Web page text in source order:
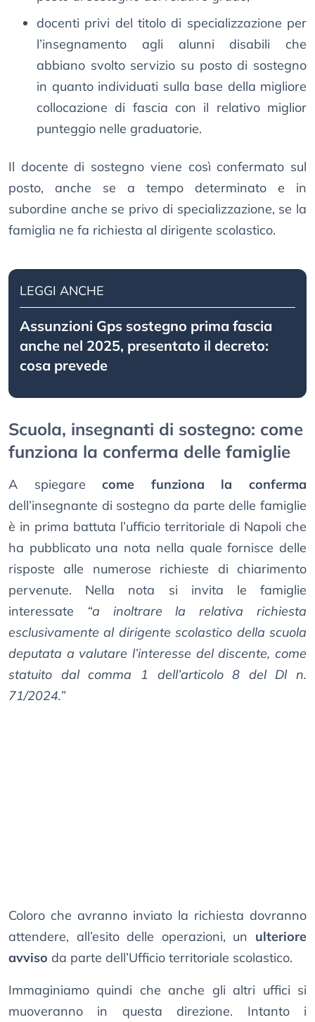
docenti privi del titolo di specializzazione per
l’insegnamento agli alunni disabili che
abbiano svolto servizio su posto di sostegno
in quanto individuati sulla base della migliore
collocazione di fascia con il relativo miglior
punteggio nelle graduatorie.
Il docente di sostegno viene così confermato sul
posto, anche se a tempo determinato e in
subordine anche se privo di specializzazione, se la
famiglia ne fa richiesta al dirigente scolastico.
LEGGI ANCHE
Assunzioni Gps sostegno prima fascia
anche nel 2025, presentato il decreto:
cosa prevede
Scuola, insegnanti di sostegno: come
funziona la conferma delle famiglie
A spiegarecome funziona la conferma
dell’insegnante di sostegno da parte delle famiglie
è in prima battuta l’ufficio territoriale di Napoli che
ha pubblicato una nota nella quale fornisce delle
risposte alle numerose richieste di chiarimento
pervenute. Nella nota si invita le famiglie
interessate “a inoltrare la relativa richiesta
esclusivamente al dirigente scolastico della scuola
deputata a valutare l’interesse del discente, come
statuito dal comma 1 dell’articolo 8 del Dl n.
71/2024.”
Coloro che avranno inviato la richiesta dovranno
attendere, all’esito delle operazioni, un ulteriore
avviso da parte dell’Ufficio territoriale scolastico.
Immaginiamo quindi che anche gli altri uffici si
muoveranno in questa direzione. Intanto i